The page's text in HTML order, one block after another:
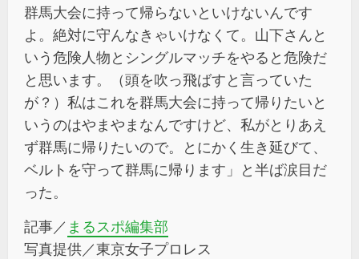
群馬大会に持って帰らないといけないんです
よ。絶対に守んなきゃいけなくて。山下さんと
いう危険人物とシングルマッチをやると危険だ
と思います。（頭を吹っ飛ばすと言っていた
が？）私はこれを群馬大会に持って帰りたいと
いうのはやまやまなんですけど、私がとりあえ
ず群馬に帰りたいので。とにかく生き延びて、
ベルトを守って群馬に帰ります」と半ば涙目だ
った。
記事／ まるスポ編集部
写真提供／東京女子プロレス